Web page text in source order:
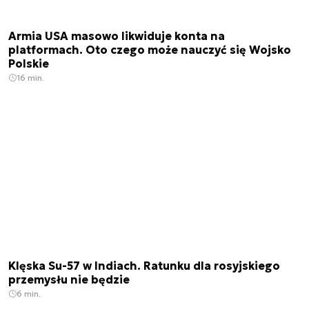
Armia USA masowo likwiduje konta na
platformach. Oto czego może nauczyć się Wojsko
Polskie
16 min.
Klęska Su-57 w Indiach. Ratunku dla rosyjskiego
przemysłu nie będzie
6 min.